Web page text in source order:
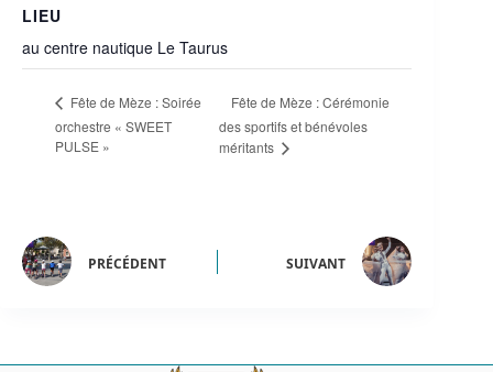
LIEU
au centre nautique Le Taurus
Fête de Mèze : Soirée
orchestre « SWEET
PULSE »
Fête de Mèze : Cérémonie
des sportifs et bénévoles
méritants
PRÉCÉDENT SUIVANT